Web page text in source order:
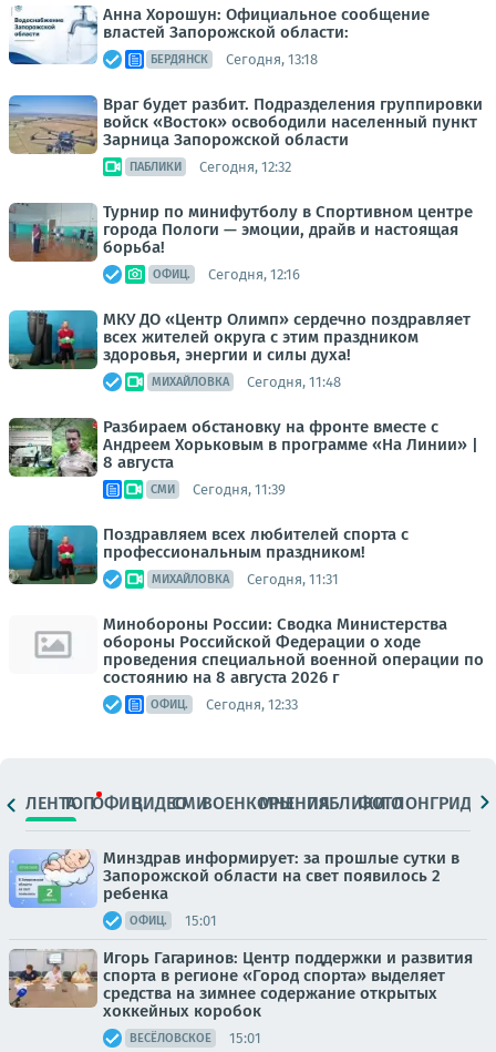
Анна Хорошун: Официальное сообщение
властей Запорожской области:
БЕРДЯНСК Сегодня, 13:18
Враг будет разбит. Подразделения группировки
войск «Восток» освободили населенный пункт
Зарница Запорожской области
ПАБЛИКИ Сегодня, 12:32
Турнир по минифутболу в Спортивном центре
города Пологи — эмоции, драйв и настоящая
борьба!
ОФИЦ. Сегодня, 12:16
МКУ ДО «Центр Олимп» сердечно поздравляет
всех жителей округа с этим праздником
здоровья, энергии и силы духа!
МИХАЙЛОВКА Сегодня, 11:48
Разбираем обстановку на фронте вместе с
Андреем Хорьковым в программе «На Линии» |
8 августа
СМИ Сегодня, 11:39
Поздравляем всех любителей спорта с
профессиональным праздником!
МИХАЙЛОВКА Сегодня, 11:31
Минобороны России: Сводка Министерства
обороны Российской Федерации о ходе
проведения специальной военной операции по
состоянию на 8 августа 2026 г
ОФИЦ. Сегодня, 12:33
ЛЕНТАТОПОФИЦ.ВИДЕОСМИВОЕНКОРЫМНЕНИЯПАБЛИКИ
ФОТОЛОНГРИДЫ
Минздрав информирует: за прошлые сутки в
Запорожской области на свет появилось 2
ребенка
ОФИЦ. 15:01
Игорь Гагаринов: Центр поддержки и развития
спорта в регионе «Город спорта» выделяет
средства на зимнее содержание открытых
хоккейных коробок
ВЕСЁЛОВСКОЕ 15:01